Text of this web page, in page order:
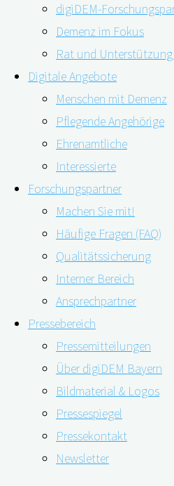
digiDEM-
Demenz im Fokus
Rat und Unterstützung
Digitale Angebote
Menschen mit Demenz
Pflegende Angehörige
Ehrenamtliche
Interessierte
Forschungspartner
Machen Sie mit!
Häufige Fragen (FAQ)
Qualitätssicherung
Interner Bereich
Ansprechpartner
Pressebereich
Pressemitteilungen
Über digiDEM Bayern
Bildmaterial & Logos
Pressespiegel
Pressekontakt
Newsletter
20.07.202216.08.2022
Wie sich Covid-19 auf die
Erkrankungen auswirkt,
angelegte Studie aus
Covid-19-Patienten ein
Menschen, die Corona-
Die Studie über Langzeitfolgen
die elektronischen
Dänen und Däninnen ab 18
die Hauptstadt Kopenhagen
leben. Im Studienzeitraum von
November 2021 wurden 43.375
getestet.